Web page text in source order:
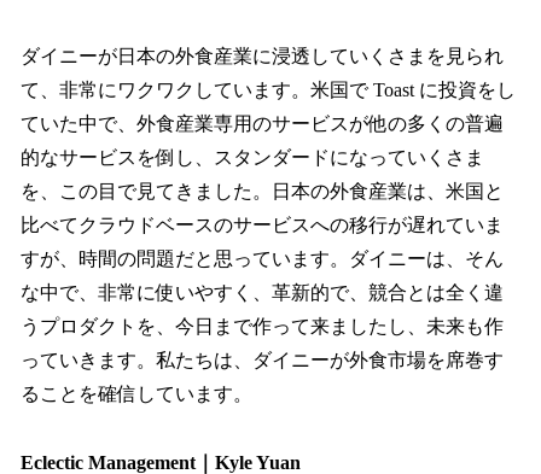
ダイニーが日本の外食産業に浸透していくさまを見られ
て、非常にワクワクしています。米国で Toast に投資をし
ていた中で、外食産業専用のサービスが他の多くの普遍
的なサービスを倒し、スタンダードになっていくさま
を、この目で見てきました。日本の外食産業は、米国と
比べてクラウドベースのサービスへの移行が遅れていま
すが、時間の問題だと思っています。ダイニーは、そん
な中で、非常に使いやすく、革新的で、競合とは全く違
うプロダクトを、今日まで作って来ましたし、未来も作
っていきます。私たちは、ダイニーが外食市場を席巻す
ることを確信しています。
Eclectic Management｜Kyle Yuan